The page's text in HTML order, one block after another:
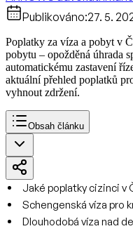
Publikováno:27. 5.
Poplatky za víza a pobyt v
pobytu – opožděná úhrada
automatickému zastavení
aktuální přehled poplatků
vyhnout zdržení.
Obsah článku
Jaké poplatky cizinci v
Schengenská víza pro
Dlouhodobá víza nad